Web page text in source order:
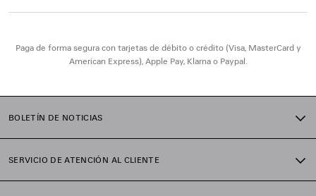
Paga de forma segura con tarjetas de débito o crédito (Visa, MasterCard y
American Express), Apple Pay, Klarna o Paypal.
BOLETÍN DE NOTICIAS
SERVICIO DE ATENCIÓN AL CLIENTE